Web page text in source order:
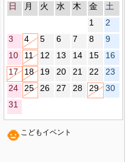
日 月 火 水 木 金
土
1
2
3
4 5 6 7 8
9
10
11 12 13 14 15
16
17
18 19 20 21 22
23
24
25 26 27 28 29
30
31
こどもイベント